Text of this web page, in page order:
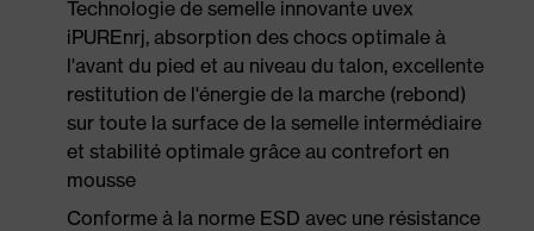
Technologie de semelle innovante uvex
iPUREnrj, absorption des chocs optimale à
l'avant du pied et au niveau du talon, excellente
restitution de l'énergie de la marche (rebond)
sur toute la surface de la semelle intermédiaire
et stabilité optimale grâce au contrefort en
mousse
Conforme à la norme ESD avec une résistance